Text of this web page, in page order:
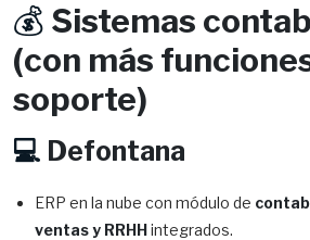
💰 Sistemas
(con más
soporte)
💻 Defontana
ERP en la nube con módulo de
ventas y RRHHintegrados.